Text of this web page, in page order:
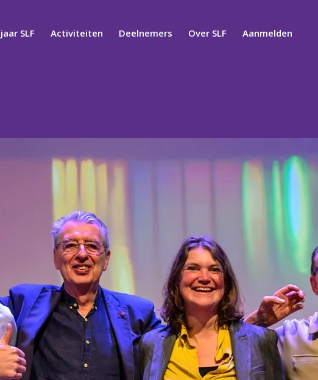
SLF Activiteiten Deelnemers Over SLF Aanmelden